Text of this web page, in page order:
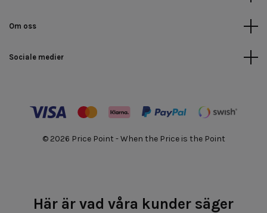
Om oss
Sociale medier
© 2026 Price Point - When the Price is the Point
Här är vad våra kunder säger